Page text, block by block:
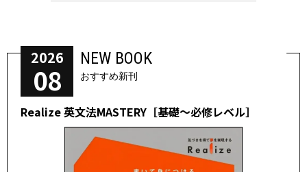
2026
08
NEW BOOK
おすすめ新刊
Realize 英文法MASTERY［基礎～必修レベル］